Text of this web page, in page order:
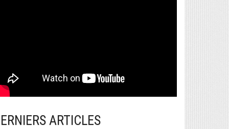
ARTICLES